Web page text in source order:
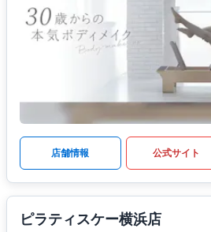
店舗情報 公式サイト
ピラティスケー横浜店